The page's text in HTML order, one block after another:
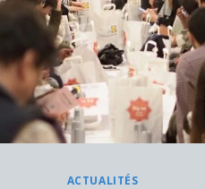
ACTUALITÉS